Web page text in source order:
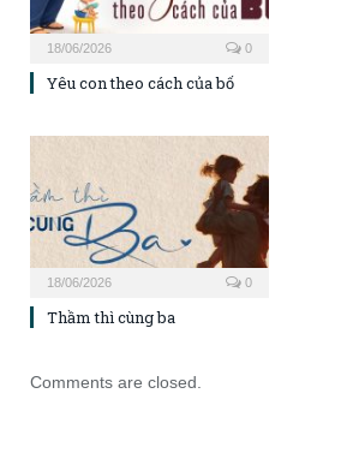
18/06/2026 0
Yêu con theo cách của bố
18/06/2026 0
Thầm thì cùng ba
Comments are closed.